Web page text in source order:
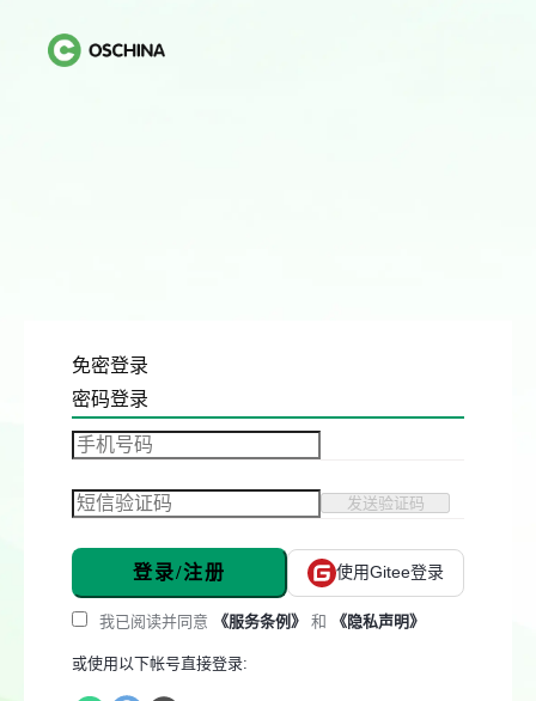
免密登录
密码登录
发送验证码
登录/注册 使用Gitee登录
我已阅读并同意 《服务条例》 和 《隐私声明》
或使用以下帐号直接登录: